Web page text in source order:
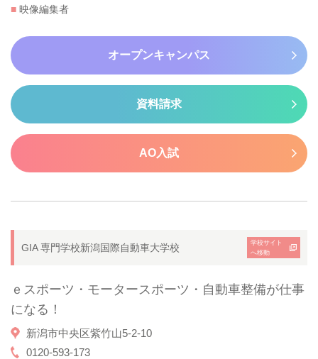
■ 映像編集者
オープンキャンパス
資料請求
AO入試
GIA 専門学校新潟国際自動車大学校
学校サイト
へ移動
ｅスポーツ・モータースポーツ・自動車整備が仕事
になる！
新潟市中央区紫竹山5-2-10
0120-593-173